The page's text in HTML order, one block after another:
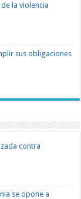
la violencia
sus obligaciones
contra
se opone a